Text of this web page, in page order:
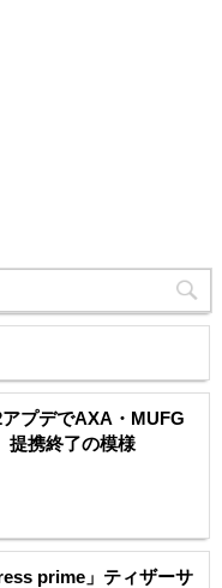
プデでAXA・MUFG
提携終了の模様
prime」ティザーサ